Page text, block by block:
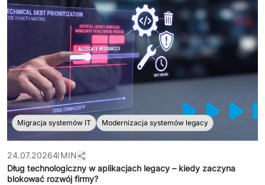
Migracja systemów IT Modernizacja systemów legacy
24.07.20264 MIN
Dług technologiczny w aplikacjach legacy – kiedy zaczyna
blokować rozwój firmy?